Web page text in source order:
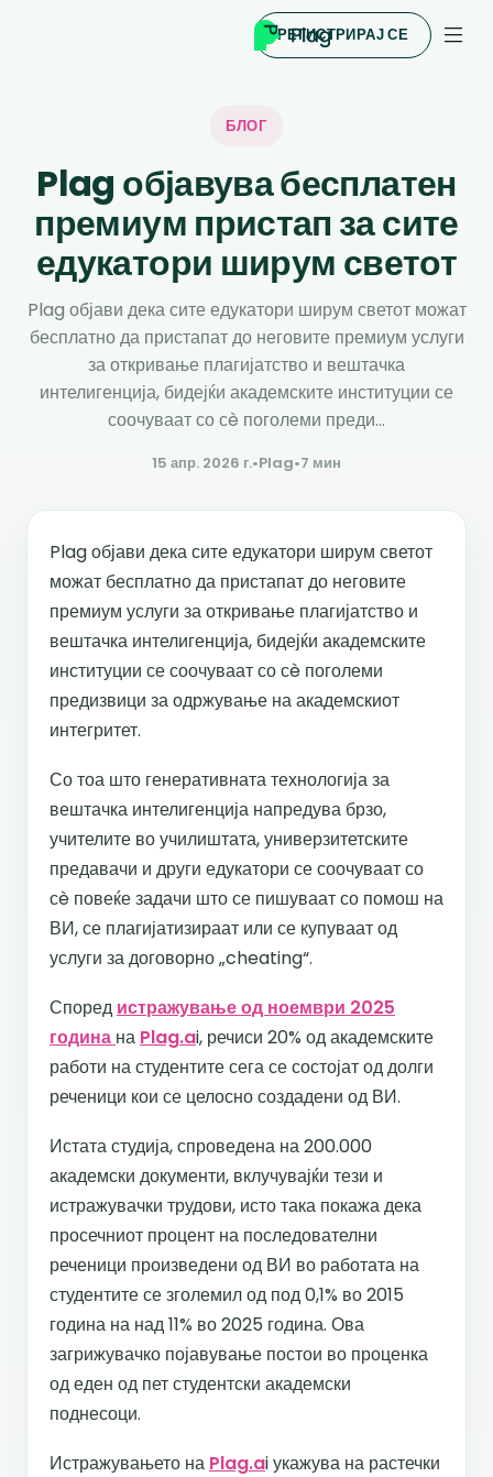
РЕГИСТРИРАЈ СЕ
БЛОГ
Plag објавува бесплатен
премиум пристап за сите
едукатори ширум светот
Plag објави дека сите едукатори ширум светот можат
бесплатно да пристапат до неговите премиум услуги
за откривање плагијатство и вештачка
интелигенција, бидејќи академските институции се
соочуваат со сè поголеми преди...
15 апр. 2026 г.•Plag•7 мин
Plag објави дека сите едукатори ширум светот
можат бесплатно да пристапат до неговите
премиум услуги за откривање плагијатство и
вештачка интелигенција, бидејќи академските
институции се соочуваат со сè поголеми
предизвици за одржување на академскиот
интегритет.
Со тоа што генеративната технологија за
вештачка интелигенција напредува брзо,
учителите во училиштата, универзитетските
предавачи и други едукатори се соочуваат со
сè повеќе задачи што се пишуваат со помош на
ВИ, се плагијатизираат или се купуваат од
услуги за договорно „cheating“.
Според истражување од ноември 2025
година на Plag.ai, речиси 20% од академските
работи на студентите сега се состојат од долги
реченици кои се целосно создадени од ВИ.
Истата студија, спроведена на 200.000
академски документи, вклучувајќи тези и
истражувачки трудови, исто така покажа дека
просечниот процент на последователни
реченици произведени од ВИ во работата на
студентите се зголемил од под 0,1% во 2015
година на над 11% во 2025 година. Ова
загрижувачко појавување постои во проценка
од еден од пет студентски академски
поднесоци.
Истражувањето на Plag.ai укажува на растечки